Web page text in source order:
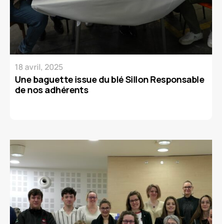
18 avril, 2025
Une baguette issue du blé Sillon Responsable
de nos adhérents